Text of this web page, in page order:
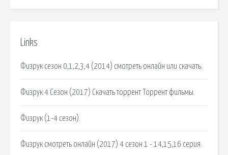
Links
Физрук сезон 0,1,2,3,4 (2014) смотреть онлайн или скачать.
Физрук 4 Сезон (2017) Скачать торрент Торрент фильмы.
Физрук (1-4 сезон).
Физрук смотреть онлайн (2017) 4 сезон 1 - 14,15,16 серия.